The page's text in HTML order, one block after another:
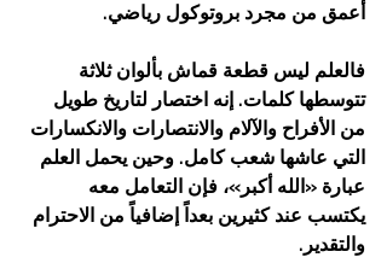
أعمق من مجرد بروتوكول رياضي.
فالعلم ليس قطعة قماش بألوان ثلاثة
تتوسطها كلمات. إنه اختصار لتاريخ طويل
من الأفراح والآلام والانتصارات والانكسارات
التي عاشها شعب كامل. وحين يحمل العلم
عبارة «الله أكبر»، فإن التعامل معه
يكتسب عند كثيرين بعداً إضافياً من الاحترام
والتقدير.